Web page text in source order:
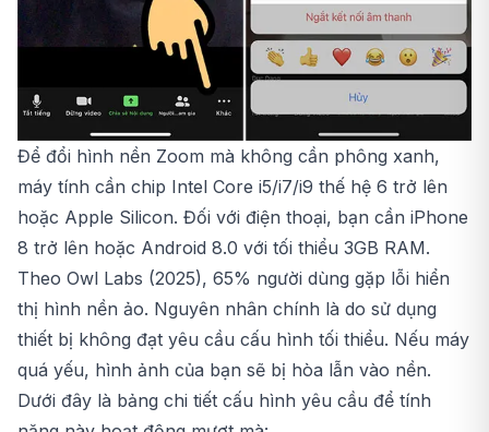
Để đổi hình nền Zoom mà không cần phông xanh,
máy tính cần chip Intel Core i5/i7/i9 thế hệ 6 trở lên
hoặc Apple Silicon. Đối với điện thoại, bạn cần iPhone
8 trở lên hoặc Android 8.0 với tối thiểu 3GB RAM.
Theo Owl Labs (2025), 65% người dùng gặp lỗi hiển
thị hình nền ảo. Nguyên nhân chính là do sử dụng
thiết bị không đạt yêu cầu cấu hình tối thiểu. Nếu máy
quá yếu, hình ảnh của bạn sẽ bị hòa lẫn vào nền.
Dưới đây là bảng chi tiết cấu hình yêu cầu để tính